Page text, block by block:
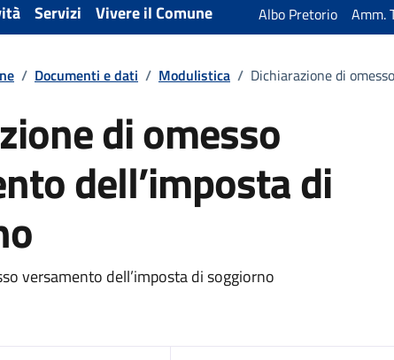
Servizi Vivere il Comune Albo Pretorio Amm.
/ Documenti e dati / Modulistica / Dichiarazione di
di omesso
dell’imposta di
versamento dell’imposta di soggiorno